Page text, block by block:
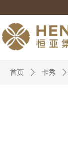
首页 ꄲ 卡秀 ꄲ